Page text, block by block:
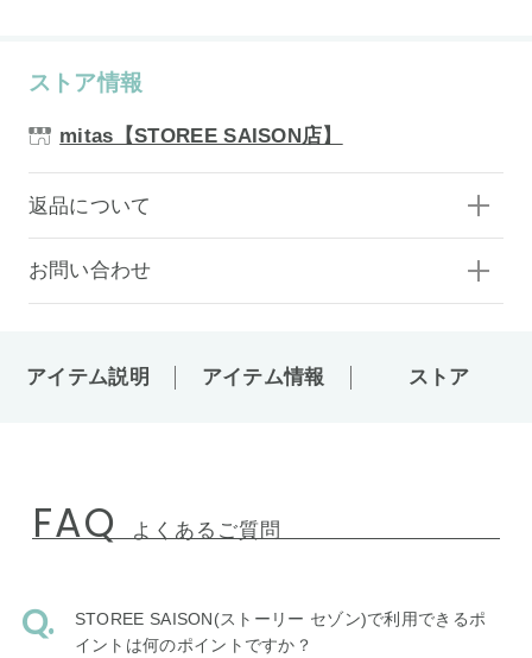
ストア情報
mitas【STOREE SAISON店】
返品について
お問い合わせ
アイテム説明 アイテム情報 ストア
FAQ よくあるご質問
STOREE SAISON(ストーリー セゾン)で利用できるポ
イントは何のポイントですか？